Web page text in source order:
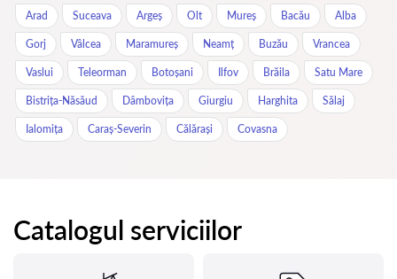
Arad Suceava Argeș Olt Mureș Bacău Alba
Gorj Vâlcea Maramureș Neamț Buzău Vrancea
Vaslui Teleorman Botoșani Ilfov Brăila Satu Mare
Bistrița-Năsăud Dâmbovița Giurgiu Harghita Sălaj
Ialomița Caraș-Severin Călărași Covasna
Catalogul serviciilor